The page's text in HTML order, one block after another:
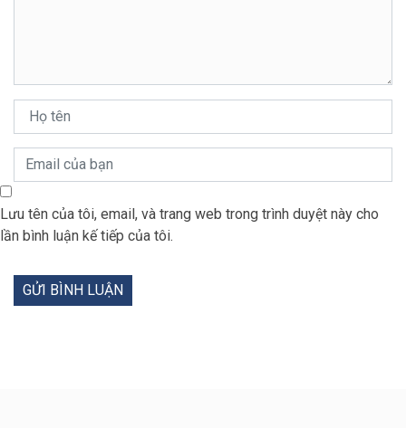
Lưu tên của tôi, email, và trang web trong trình duyệt này cho
lần bình luận kế tiếp của tôi.